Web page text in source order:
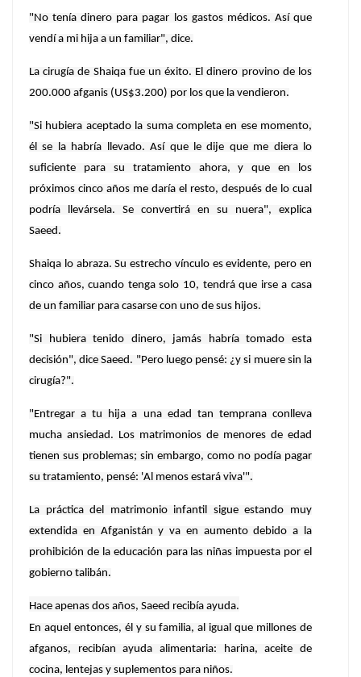
"No tenía dinero para pagar los gastos médicos. Así que
vendí a mi hija a un familiar", dice.
La cirugía de Shaiqa fue un éxito. El dinero provino de los
200.000 afganis (US$3.200) por los que la vendieron.
"Si hubiera aceptado la suma completa en ese momento,
él se la habría llevado. Así que le dije que me diera lo
suficiente para su tratamiento ahora, y que en los
próximos cinco años me daría el resto, después de lo cual
podría llevársela. Se convertirá en su nuera", explica
Saeed.
Shaiqa lo abraza. Su estrecho vínculo es evidente, pero en
cinco años, cuando tenga solo 10, tendrá que irse a casa
de un familiar para casarse con uno de sus hijos.
"Si hubiera tenido dinero, jamás habría tomado esta
decisión", dice Saeed. "Pero luego pensé: ¿y si muere sin la
cirugía?".
"Entregar a tu hija a una edad tan temprana conlleva
mucha ansiedad. Los matrimonios de menores de edad
tienen sus problemas; sin embargo, como no podía pagar
su tratamiento, pensé: 'Al menos estará viva'".
La práctica del matrimonio infantil sigue estando muy
extendida en Afganistán y va en aumento debido a la
prohibición de la educación para las niñas impuesta por el
gobierno talibán.
Hace apenas dos años, Saeed recibía ayuda.
En aquel entonces, él y su familia, al igual que millones de
afganos, recibían ayuda alimentaria: harina, aceite de
cocina, lentejas y suplementos para niños.